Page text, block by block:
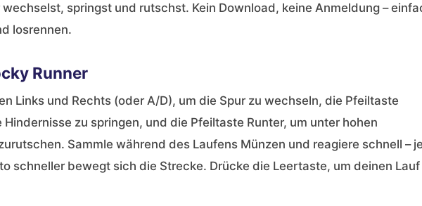
springst und rutschst. Kein Download, keine Anmeldung –
losrennen.
Runner
Links und Rechts (oder A/D), um die Spur zu wechseln, die Pfeiltaste
zu springen, und die Pfeiltaste Runter, um unter hohen
Sammle während des Laufens Münzen und reagiere schnell –
schneller bewegt sich die Strecke. Drücke die Leertaste, um deinen Lauf